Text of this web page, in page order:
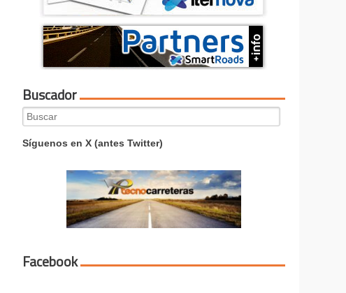
Buscador
Search
for:
Síguenos en X (antes Twitter)
Facebook